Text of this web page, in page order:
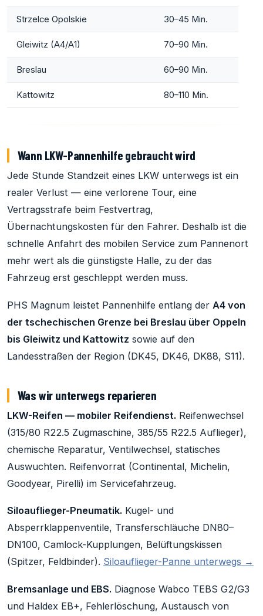
Strzelce Opolskie 30–45 Min.
Gleiwitz (A4/A1) 70–90 Min.
Breslau 60–90 Min.
Kattowitz 80–110 Min.
Wann LKW-Pannenhilfe gebraucht wird
Jede Stunde Standzeit eines LKW unterwegs ist ein
realer Verlust — eine verlorene Tour, eine
Vertragsstrafe beim Festvertrag,
Übernachtungskosten für den Fahrer. Deshalb ist die
schnelle Anfahrt des mobilen Service zum Pannenort
mehr wert als die günstigste Halle, zu der das
Fahrzeug erst geschleppt werden muss.
PHS Magnum leistet Pannenhilfe entlang der A4 von
der tschechischen Grenze bei Breslau über Oppeln
bis Gleiwitz und Kattowitz sowie auf den
Landesstraßen der Region (DK45, DK46, DK88, S11).
Was wir unterwegs reparieren
LKW-Reifen — mobiler Reifendienst. Reifenwechsel
(315/80 R22.5 Zugmaschine, 385/55 R22.5 Auflieger),
chemische Reparatur, Ventilwechsel, statisches
Auswuchten. Reifenvorrat (Continental, Michelin,
Goodyear, Pirelli) im Servicefahrzeug.
Siloauflieger-Pneumatik. Kugel- und
Absperrklappenventile, Transferschläuche DN80–
DN100, Camlock-Kupplungen, Belüftungskissen
(Spitzer, Feldbinder). Siloauflieger-Panne unterwegs →
Bremsanlage und EBS. Diagnose Wabco TEBS G2/G3
und Haldex EB+, Fehlerlöschung, Austausch von